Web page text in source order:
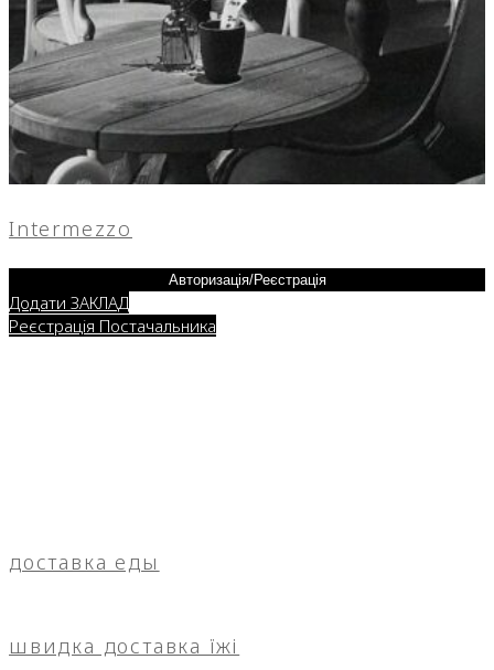
Intermezzo
Авторизація/Реєстрація
Додати ЗАКЛАД
Реєстрація Постачальника
доставка еды
швидка доставка їжі